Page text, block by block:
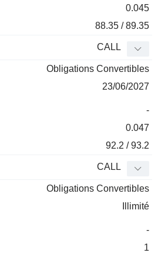
0.045
88.35 / 89.35
CALL
Obligations Convertibles
23/06/2027
-
0.047
92.2 / 93.2
CALL
Obligations Convertibles
Illimité
-
1